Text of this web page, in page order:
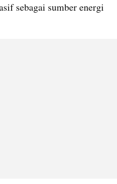
sebagai sumber energi